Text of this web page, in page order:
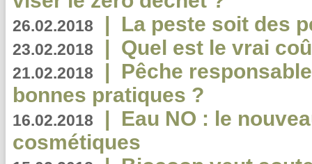
26.02.2018 | La peste soit des
23.02.2018 | Quel est le vrai
21.02.2018 | Pêche
bonnes pratiques ?
16.02.2018 | Eau NO : le
cosmétiques